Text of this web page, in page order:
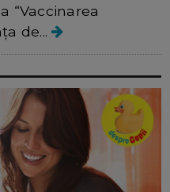
“Vaccinarea
de...